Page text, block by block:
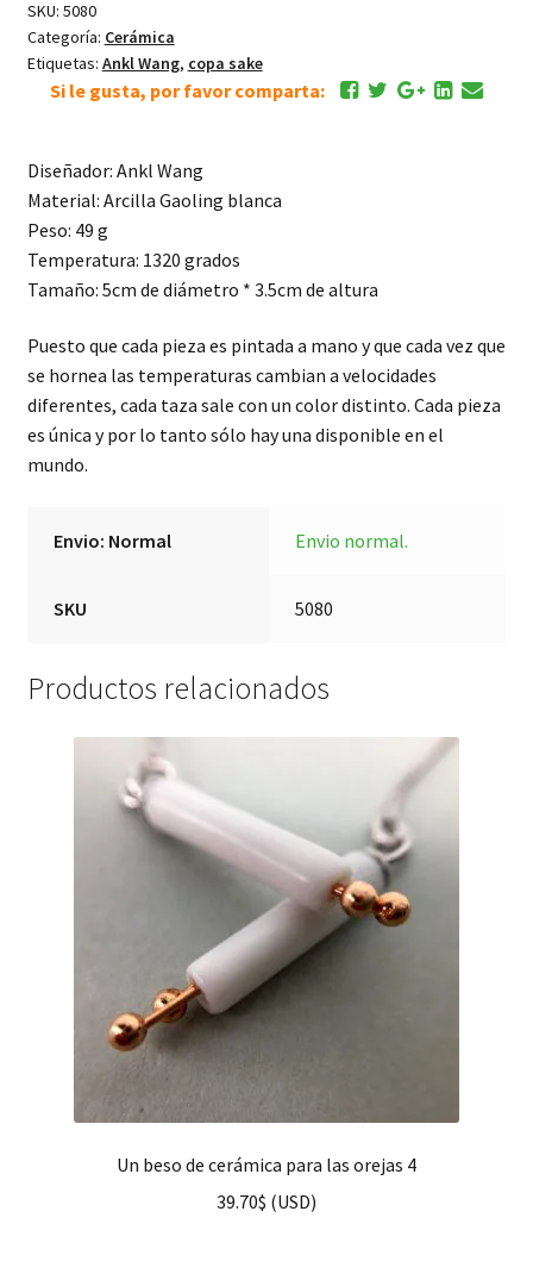
SKU: 5080
Categoría: Cerámica
Etiquetas: Ankl Wang, copa sake
Si le gusta, por favor comparta:
Diseñador: Ankl Wang
Material: Arcilla Gaoling blanca
Peso: 49 g
Temperatura: 1320 grados
Tamaño: 5cm de diámetro * 3.5cm de altura
Puesto que cada pieza es pintada a mano y que cada vez que
se hornea las temperaturas cambian a velocidades
diferentes, cada taza sale con un color distinto. Cada pieza
es única y por lo tanto sólo hay una disponible en el
mundo.
Envio: Normal Envio normal.
SKU 5080
Productos relacionados
Un beso de cerámica para las orejas 4
39.70$ (USD)